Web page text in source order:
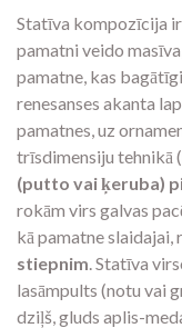
Statīva kompozīcija
pamatni veido
pamatne, kas
renesanses akanta
pamatnes, uz
trīsdimensiju tehnikā
(putto vai ķeruba)
rokām virs galvas
kā pamatne slaidajai,
stiepnim. Statīva
lasāmpults (notu vai
dziļš, gluds aplis-